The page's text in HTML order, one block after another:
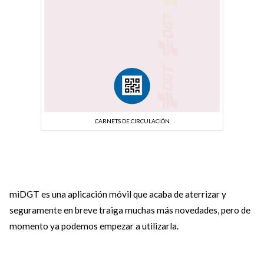
CARNETS DE CIRCULACIÓN
miDGT es una aplicación móvil que acaba de aterrizar y
seguramente en breve traiga muchas más novedades, pero de
momento ya podemos empezar a utilizarla.